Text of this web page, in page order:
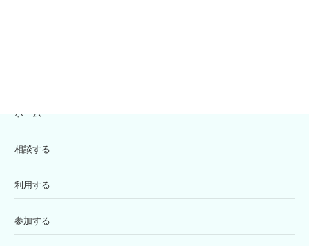
ホーム
相談する
利用する
参加する